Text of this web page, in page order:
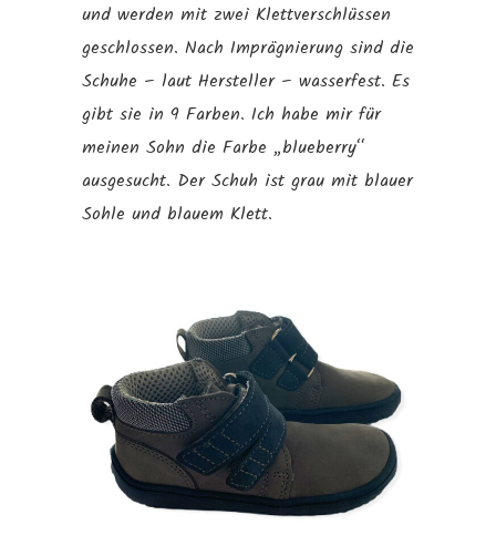
und werden mit zwei Klettverschlüssen
geschlossen. Nach Imprägnierung sind die
Schuhe – laut Hersteller – wasserfest. Es
gibt sie in 9 Farben. Ich habe mir für
meinen Sohn die Farbe „blueberry“
ausgesucht. Der Schuh ist grau mit blauer
Sohle und blauem Klett.